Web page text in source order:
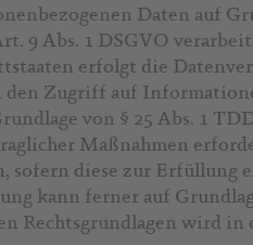
Daten auf
9 Abs. 1 DSGVO
erfolgt die
den Zugriff auf
von § 25 Abs. 1
Maßnahmen
sofern diese zur
kann ferner auf
Rechtsgrundlagen wird in